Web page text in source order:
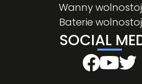
Wanny
Baterie
SOCIAL